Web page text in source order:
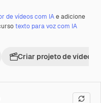
de vídeos com IAe adicione
texto para voz com IA
Criar projeto de vídeo